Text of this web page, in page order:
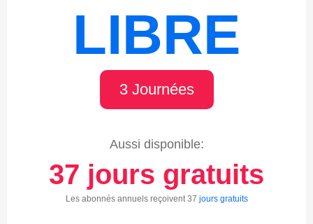
LIBRE
3 Journées
Aussi disponible:
37 jours gratuits
Les abonnés annuels reçoivent 37 jours gratuits